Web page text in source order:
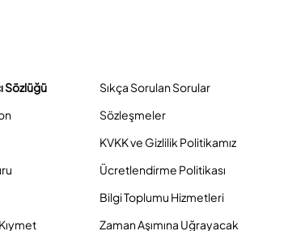
Sözlüğü
Sıkça Sorulan Sorular
Sözleşmeler
KVKK ve Gizlilik Politikamız
Ücretlendirme Politikası
Bilgi Toplumu Hizmetleri
Zaman Aşımına Uğrayacak